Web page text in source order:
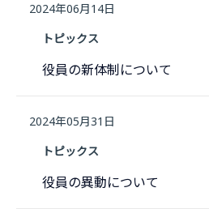
2024年06月14日
トピックス
役員の新体制について
2024年05月31日
トピックス
役員の異動について